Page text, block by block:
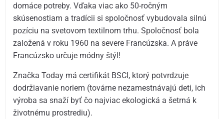
domáce potreby. Vďaka viac ako 50-ročným
skúsenostiam a tradícii si spoločnosť vybudovala silnú
pozíciu na svetovom textilnom trhu. Spoločnosť bola
založená v roku 1960 na severe Francúzska. A práve
Francúzsko určuje módny štýl!
Značka Today má certifikát BSCI, ktorý potvrdzuje
dodržiavanie noriem (továrne nezamestnávajú deti, ich
výroba sa snaží byť čo najviac ekologická a šetrná k
životnému prostrediu).